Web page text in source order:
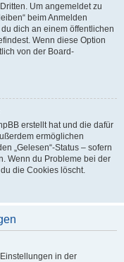
Um angemeldet zu
beim Anmelden
dich an einem öffentlichen
Wenn diese Option
von der Board-
erstellt hat und die dafür
ermöglichen
„Gelesen“-Status – sofern
Wenn du Probleme bei der
die Cookies löscht.
in der